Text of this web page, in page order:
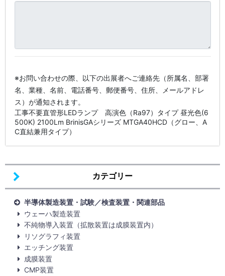
カテゴリー
半導体製造装置・試験／検査装置・関連部品
ウェーハ製造装置
不純物導入装置（拡散装置は成膜装置内）
リソグラフィ装置
エッチング装置
成膜装置
CMP装置
※お問い合わせの際、以下の出展者へご連絡先（所属名、部署
名、業種、名前、電話番号、郵便番号、住所、メールアドレ
ス）が通知されます。
工事不要直管形LEDランプ 高演色（Ra97）タイプ 昼光色(6
500K) 2100Lm BrinisGAシリーズ MTGA40HCD（グロー、A
C直結兼用タイプ）